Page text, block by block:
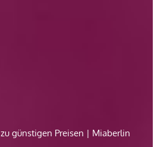
zu günstigen Preisen | Miaberlin